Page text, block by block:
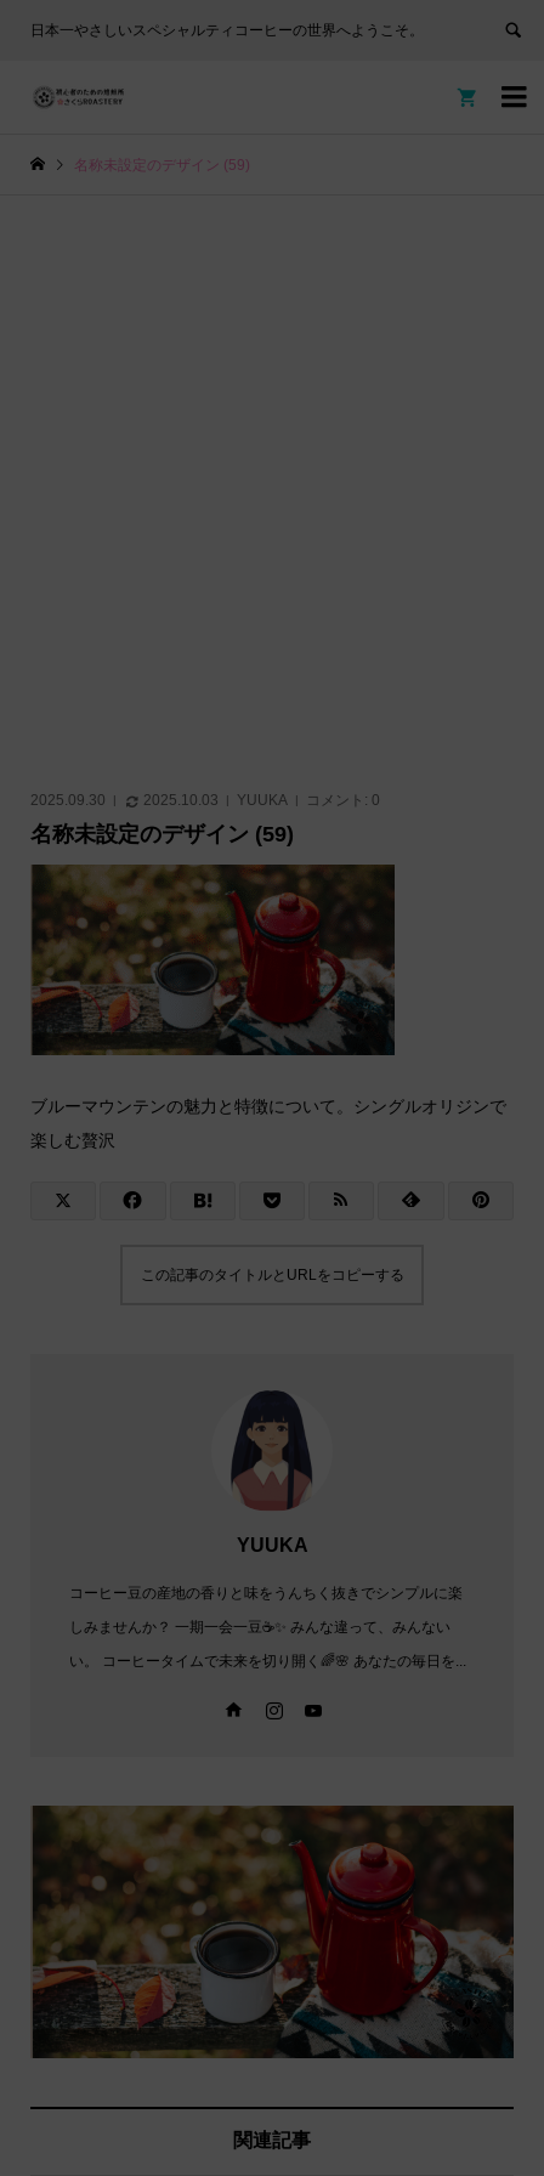
日本一やさしいスペシャルティコーヒーの世界へようこそ。


名称未設定のデザイン (59)
2025.09.30 2025.10.03 YUUKA コメント: 0
名称未設定のデザイン (59)
ブルーマウンテンの魅力と特徴について。シングルオリジンで
楽しむ贅沢
この記事のタイトルとURLをコピーする
YUUKA
コーヒー豆の産地の香りと味をうんちく抜きでシンプルに楽
しみませんか？ 一期一会一豆☕✨️ みんな違って、みんない
い。 コーヒータイムで未来を切り開く🌈🌸 あなたの毎日を...
関連記事